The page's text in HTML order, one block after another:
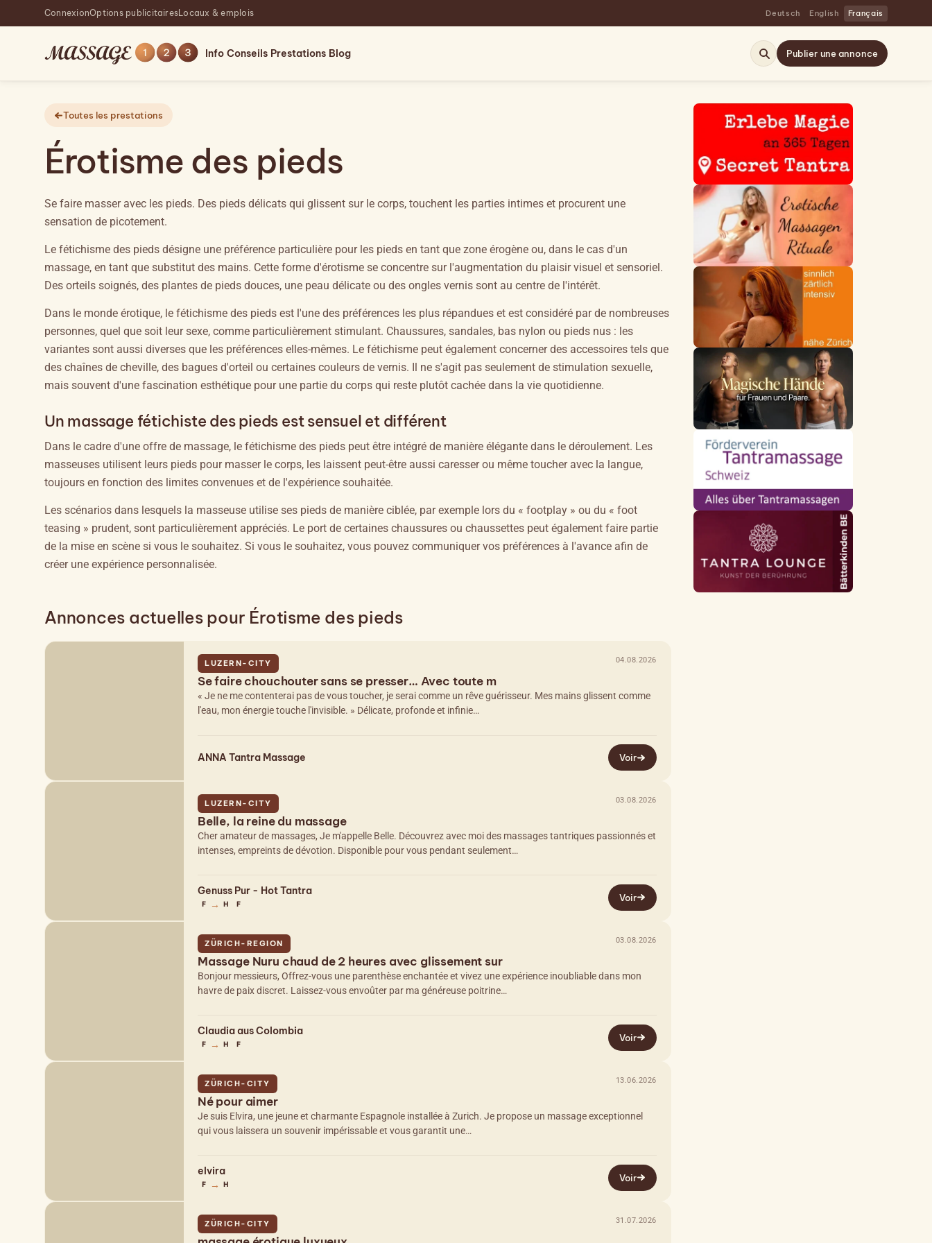
ConnexionOptions publicitairesLocaux & emplois Deutsch English Français
Info Conseils Prestations Blog Publier une annonce
Toutes les prestations
Érotisme des pieds
Se faire masser avec les pieds. Des pieds délicats qui glissent sur le corps, touchent les parties intimes et procurent une
sensation de picotement.
Le fétichisme des pieds désigne une préférence particulière pour les pieds en tant que zone érogène ou, dans le cas d'un
massage, en tant que substitut des mains. Cette forme d'érotisme se concentre sur l'augmentation du plaisir visuel et sensoriel.
Des orteils soignés, des plantes de pieds douces, une peau délicate ou des ongles vernis sont au centre de l'intérêt.
Dans le monde érotique, le fétichisme des pieds est l'une des préférences les plus répandues et est considéré par de nombreuses
personnes, quel que soit leur sexe, comme particulièrement stimulant. Chaussures, sandales, bas nylon ou pieds nus : les
variantes sont aussi diverses que les préférences elles-mêmes. Le fétichisme peut également concerner des accessoires tels que
des chaînes de cheville, des bagues d'orteil ou certaines couleurs de vernis. Il ne s'agit pas seulement de stimulation sexuelle,
mais souvent d'une fascination esthétique pour une partie du corps qui reste plutôt cachée dans la vie quotidienne.
Un massage fétichiste des pieds est sensuel et différent
Dans le cadre d'une offre de massage, le fétichisme des pieds peut être intégré de manière élégante dans le déroulement. Les
masseuses utilisent leurs pieds pour masser le corps, les laissent peut-être aussi caresser ou même toucher avec la langue,
toujours en fonction des limites convenues et de l'expérience souhaitée.
Les scénarios dans lesquels la masseuse utilise ses pieds de manière ciblée, par exemple lors du « footplay » ou du « foot
teasing » prudent, sont particulièrement appréciés. Le port de certaines chaussures ou chaussettes peut également faire partie
de la mise en scène si vous le souhaitez. Si vous le souhaitez, vous pouvez communiquer vos préférences à l'avance afin de
créer une expérience personnalisée.
Annonces actuelles pour Érotisme des pieds
LUZERN-CITY 04.08.2026
Se faire chouchouter sans se presser… Avec toute m
« Je ne me contenterai pas de vous toucher, je serai comme un rêve guérisseur. Mes mains glissent comme
l'eau, mon énergie touche l'invisible. » Délicate, profonde et infinie…
ANNA Tantra Massage Voir
LUZERN-CITY 03.08.2026
Belle, la reine du massage
Cher amateur de massages, Je m'appelle Belle. Découvrez avec moi des massages tantriques passionnés et
intenses, empreints de dévotion. Disponible pour vous pendant seulement…
Genuss Pur - Hot Tantra
F → H F
Voir
ZÜRICH-REGION 03.08.2026
Massage Nuru chaud de 2 heures avec glissement sur
Bonjour messieurs, Offrez-vous une parenthèse enchantée et vivez une expérience inoubliable dans mon
havre de paix discret. Laissez-vous envoûter par ma généreuse poitrine…
Claudia aus Colombia
F → H F
Voir
ZÜRICH-CITY 13.06.2026
Né pour aimer
Je suis Elvira, une jeune et charmante Espagnole installée à Zurich. Je propose un massage exceptionnel
qui vous laissera un souvenir impérissable et vous garantit une…
elvira
F → H
Voir
ZÜRICH-CITY 31.07.2026